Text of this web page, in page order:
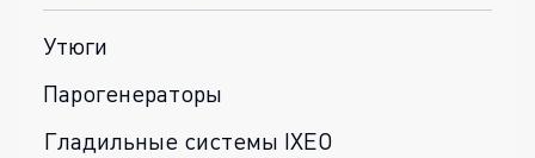
Утюги
Парогенераторы
Гладильные системы IXEO